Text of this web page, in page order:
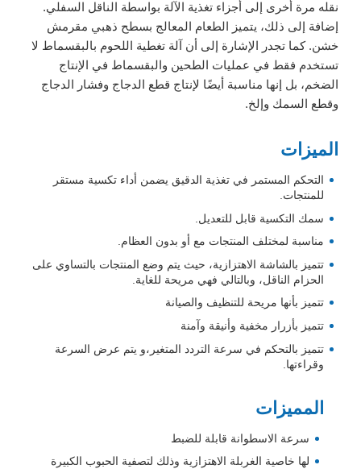
نقله مرة أخرى إلى أجزاء تغذية الآلة بواسطة الناقل السفلي.
إضافة إلى ذلك، يتميز الطعام المعالج بسطح ذهبي مقرمش
خشن. كما تجدر الإشارة إلى أن آلة تغطية اللحوم بالبقسماط لا
تستخدم فقط في عمليات الطحين والبقسماط في الإنتاج
الضخم، بل إنها مناسبة أيضًا لإنتاج قطع الدجاج وفشار الدجاج
وقطع السمك وإلخ.
الميزات
التحكم المستمر في تغذية الدقيق يضمن أداء تكسية مستقر
للمنتجات.
سمك التكسية قابل للتعديل.
مناسبة لمختلف المنتجات مع أو بدون العظام.
تتميز بالشاشة الاهتزازية، حيث يتم وضع المنتجات بالتساوي على
الحزام الناقل، وبالتالي فهي مريحة للغاية.
تتميز بأنها مريحة للتنظيف والصيانة
تتميز بأزرار مخفية وأنيقة وآمنة
تتميز بالتحكم في سرعة التردد المتغير،و يتم عرض السرعة
وقراءتها.
المميزات
سرعة الاسطوانة قابلة للضبط
لها خاصية الغربلة الاهتزازية وذلك لتصفية الحبوب الكبيرة